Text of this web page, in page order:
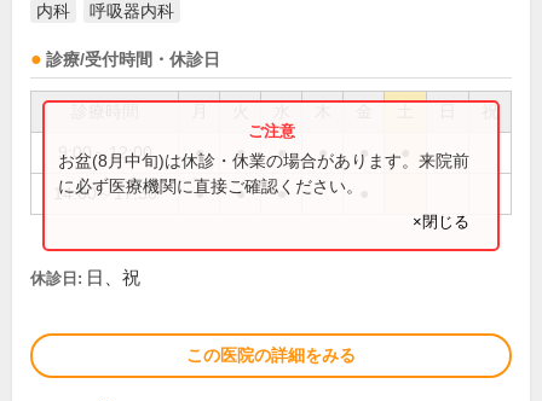
内科 呼吸器内科
診療/受付時間・休診日
祝
9:00～12:00 ● ● ● ● ●
14:00～17:30 ● ● ●
お盆(8月中旬)は休診・休業の場合があります。来院前
に必ず医療機関に直接ご確認ください。
×閉じる
休診日: 日、祝
この医院の詳細をみる